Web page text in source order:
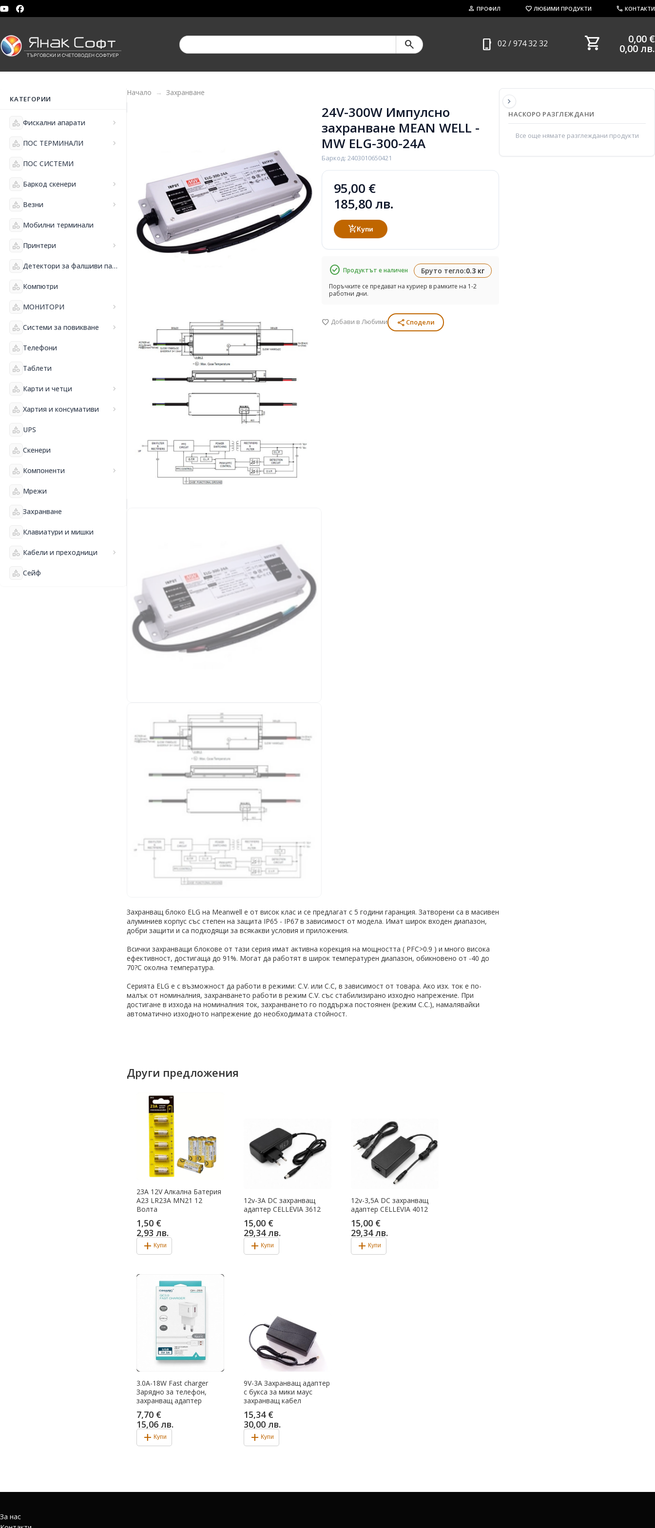
person ПРОФИЛ favorite ЛЮБИМИ ПРОДУКТИ call КОНТАКТИ
search phone_iphone 02 / 974 32 32 shopping_cart 0,00 €
0,00 лв.
КАТЕГОРИИ
category Фискални апарати chevron_right
category ПОС ТЕРМИНАЛИ chevron_right
category ПОС СИСТЕМИ
category Баркод скенери chevron_right
category Везни chevron_right
category Мобилни терминали
category Принтери chevron_right
category Детектори за фалшиви пари и банкнотоброячни машини
category Компютри
category МОНИТОРИ chevron_right
category Системи за повикване chevron_right
category Телефони
category Таблети
category Карти и четци chevron_right
category Хартия и консумативи chevron_right
category UPS
category Скенери
category Компоненти chevron_right
category Мрежи
category Захранване
category Клавиатури и мишки
category Кабели и преходници chevron_right
category Сейф
Начало Захранване
24V-300W Импулсно
захранване MEAN WELL -
MW ELG-300-24A
Баркод: 2403010650421
95,00 €
185,80 лв.
add_shopping_cartКупи
check_circle Продуктът е наличен Бруто тегло:0.3 кг
Поръчките се предават на куриер в рамките на 1-2
работни дни.
favorite Добави в Любими share Сподели
Захранващ блоко ELG на Meanwell e от висок клас и се предлагат с 5 години гаранция. Затворени са в масивен
алуминиев корпус със степен на защита IP65 - IP67 в зависимост от модела. Имат широк входен диапазон,
добри защити и са подходящи за всякакви условия и приложения.
Всички захранващи блокове от тази серия имат активна корекция на мощността ( PFC>0.9 ) и много висока
ефективност, достигаща до 91%. Могат да работят в широк температурен диапазон, обикновено от -40 до
70?C околна температура.
Серията ELG е с възможност да работи в режими: C.V. или C.C, в зависимост от товара. Ако изх. ток е по-
малък от номиналния, захранването работи в режим C.V. със стабилизирано изходно напрежение. При
достигане в изхода на номиналния ток, захранването го поддържа постоянен (режим C.C.), намалявайки
автоматично изходното напрежение до необходимата стойност.
Други предложения
23A 12V Алкална Батерия
A23 LR23A MN21 12
Волта
1,50 €
2,93 лв.
add Купи
12v-3A DC захранващ
адаптер CELLEVIA 3612
15,00 €
29,34 лв.
add Купи
12v-3,5A DC захранващ
адаптер CELLEVIA 4012
15,00 €
29,34 лв.
add Купи
3.0A-18W Fast charger
Зарядно за телефон,
захранващ адаптер
7,70 €
15,06 лв.
add Купи
9V-3A Захранващ адаптер
с букса за мики маус
захранващ кабел
15,34 €
30,00 лв.
add Купи
chevron_right
НАСКОРО РАЗГЛЕЖДАНИ
Все още нямате разглеждани продукти
За нас